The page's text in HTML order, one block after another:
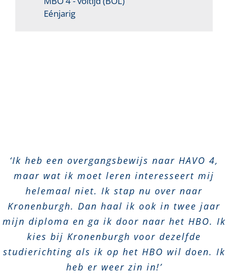
Eénjarig
‘Ik heb een overgangsbewijs naar HAVO 4,
maar wat ik moet leren interesseert mij
helemaal niet. Ik stap nu over naar
Kronenburgh. Dan haal ik ook in twee jaar
mijn diploma en ga ik door naar het HBO. Ik
kies bij Kronenburgh voor dezelfde
studierichting als ik op het HBO wil doen. Ik
heb er weer zin in!’